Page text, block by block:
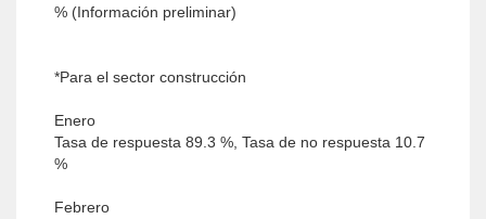
% (Información preliminar)
*Para el sector construcción
Enero
Tasa de respuesta 89.3 %, Tasa de no respuesta 10.7
%
Febrero